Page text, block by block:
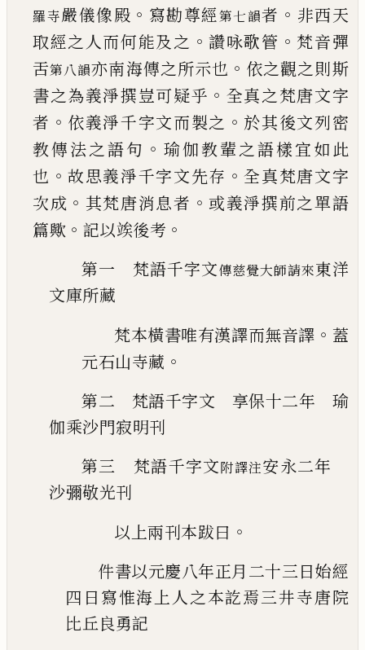
羅寺嚴儀像殿 。 寫勘尊經第七韻者 。 非西天
取經之人而何能及之 。讚咏歌管 。 梵音彈
舌第八韻亦南海傳之所示也 。 依之觀之則斯
書之為義淨撰豈可疑乎 。 全真之梵唐文字
者 。 依義淨千字文而製之 。 於其後文列密
教傳法之語句 。 瑜伽教輩之語樣宜如此
也 。故思義淨千字文先存 。全真梵唐文字
次成 。 其梵唐消息者 。 或義淨撰前之單語
篇歟 。 記以竢後考 。
第一 梵語千字文傳慈覺大師請來東洋
文庫所藏
梵本橫書唯有漢譯而無音譯 。 蓋
元石山寺藏 。
第二 梵語千字文 享保十二年 瑜
伽乘沙門寂明刊
第三 梵語千字文附譯注安永二年
沙彌敬光刊
以上兩刊本跋曰 。
件書以元慶八年正月二十三日始經
四日寫惟海上人之本訖焉三井寺唐院
比丘良勇記